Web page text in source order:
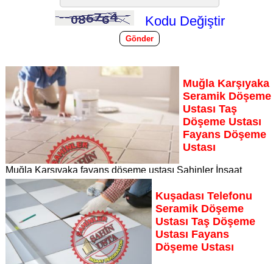
Kodu Değiştir
Muğla Karşıyaka
Seramik Döşeme
Ustası Taş
Döşeme Ustası
Fayans Döşeme
Ustası
Muğla Karşıyaka fayans döşeme ustası Şahinler İnşaat
Dekorasyon, zeminlerinizi sanat eseri gibi işleyen uzman
kadrosuyla Muğla Karşıyaka bölgesine özel hizmet sunuyor
Sayfaya Git
Kuşadası Telefonu
Seramik Döşeme
Ustası Taş Döşeme
Ustası Fayans
Döşeme Ustası